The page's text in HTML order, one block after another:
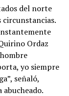
del norte
circunstancias.
Ordaz
yo siempre
señaló,